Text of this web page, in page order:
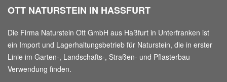
OTT NATURSTEIN IN HASSFURT
Die Firma Naturstein Ott GmbH aus Haßfurt in Unterfranken ist
ein Import und Lagerhaltungsbetrieb für Naturstein, die in erster
Linie im Garten-, Landschafts-, Straßen- und Pflasterbau
Verwendung finden.